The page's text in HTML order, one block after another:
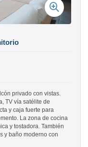
privado con vistas.
TV vía satélite de
y caja fuerte para
La zona de cocina
y tostadora. También
y baño moderno con